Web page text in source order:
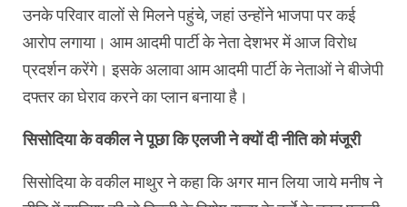
उनके परिवार वालों से मिलने पहुंचे, जहां उन्होंने भाजपा पर कई
आरोप लगाया। आम आदमी पार्टी के नेता देशभर में आज विरोध
प्रदर्शन करेंगे। इसके अलावा आम आदमी पार्टी के नेताओं ने बीजेपी
दफ्तर का घेराव करने का प्लान बनाया है।
सिसोदिया के वकील ने पूछा कि एलजी ने क्यों दी नीति को मंजूरी
सिसोदिया के वकील माथुर ने कहा कि अगर मान लिया जाये मनीष ने